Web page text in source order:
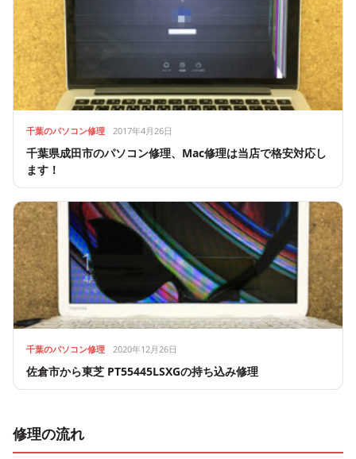
千葉のパソコン修理 2017年4月26日
千葉県成田市のパソコン修理、Mac修理は当店で格安対応し
ます！
千葉のパソコン修理 2020年12月26日
佐倉市から東芝 PT55445LSXGの持ち込み修理
修理の流れ